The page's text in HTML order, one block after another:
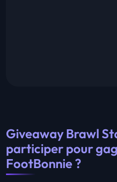
Giveaway Brawl
participer pour
FootBonnie ?